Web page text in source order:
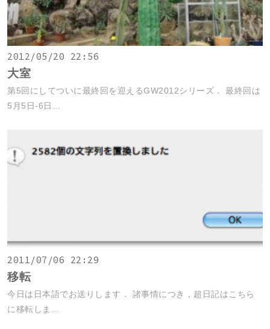
2012/05/20 22:56
大室
第5回にしてついに最終回を迎えるGW2012シリーズ． 最終回は
5月5日-6日...
2011/07/06 22:29
移転
今日は日本語でお送りします． 諸事情につき，超日記はこちら
に移転しま...